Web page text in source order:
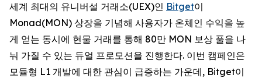
세계 최대의 유니버설 거래소(UEX)인 Bitget이
Monad(MON) 상장을 기념해 사용자가 온체인 수익을 높
게 얻는 동시에 현물 거래를 통해 80만 MON 보상 풀을 나
눠 가질 수 있는 듀얼 프로모션을 진행한다. 이번 캠페인은
모듈형 L1 개발에 대한 관심이 급증하는 가운데, Bitget이